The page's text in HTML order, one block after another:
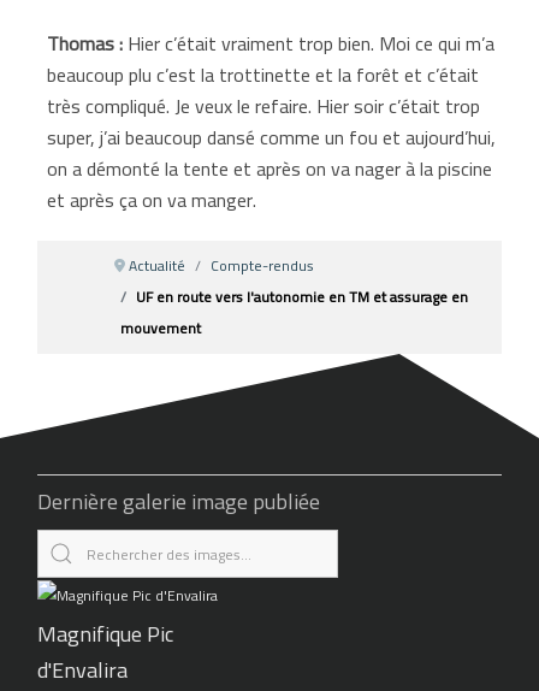
Thomas :Hier c’était vraiment trop bien. Moi ce qui m’a
beaucoup plu c’est la trottinette et la forêt et c’était
très compliqué. Je veux le refaire. Hier soir c’était trop
super, j’ai beaucoup dansé comme un fou et aujourd’hui,
on a démonté la tente et après on va nager à la piscine
et après ça on va manger.
Actualité
Compte-rendus
UF en route vers l'autonomie en TM et assurage en
mouvement
Dernière galerie image publiée
Magnifique Pic
d'Envalira